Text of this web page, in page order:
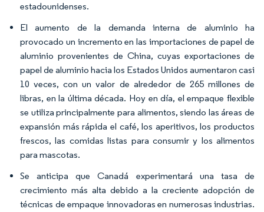
estadounidenses.
El aumento de la demanda interna de aluminio ha
provocado un incremento en las importaciones de papel de
aluminio provenientes de China, cuyas exportaciones de
papel de aluminio hacia los Estados Unidos aumentaron casi
10 veces, con un valor de alrededor de 265 millones de
libras, en la última década. Hoy en día, el empaque flexible
se utiliza principalmente para alimentos, siendo las áreas de
expansión más rápida el café, los aperitivos, los productos
frescos, las comidas listas para consumir y los alimentos
para mascotas.
Se anticipa que Canadá experimentará una tasa de
crecimiento más alta debido a la creciente adopción de
técnicas de empaque innovadoras en numerosas industrias.